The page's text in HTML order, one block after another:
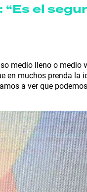
el
medio lleno o medio
muchos prenda la
a ver que
Seguinos